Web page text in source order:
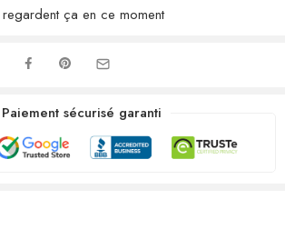
ça en ce moment
Paiement sécurisé garanti